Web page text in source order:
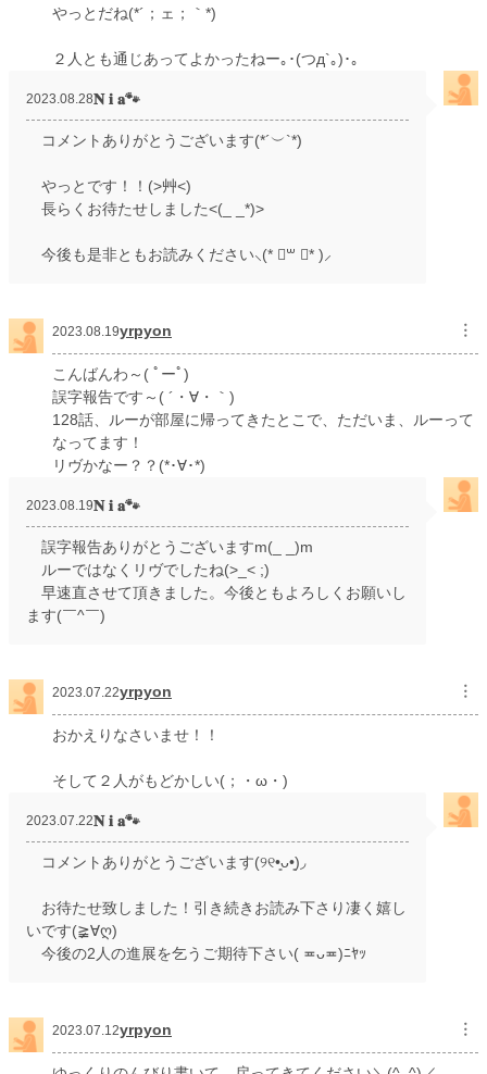
やっとだね(*´；ェ；｀*)
２人とも通じあってよかったねー｡･(つд`｡)･｡
2023.08.28𝐍 𝐢 𝐚🐾
コメントありがとうございます(*´︶`*)
やっとです！！(>艸<)
長らくお待たせしました<(_ _*)>
今後も是非ともお読みください⸜(* ॑꒳ ॑* )⸝
2023.08.19yrpyon ︙
こんばんわ～( ﾟーﾟ)
誤字報告です～( ´・∀・｀)
128話、ルーが部屋に帰ってきたとこで、ただいま、ルーって
なってます！
リヴかなー？？(*･∀･*)
2023.08.19𝐍 𝐢 𝐚🐾
誤字報告ありがとうございますm(_ _)m
ルーではなくリヴでしたね(>_< ;)
早速直させて頂きました。今後ともよろしくお願いし
ます(￣^￣)ゞ
2023.07.22yrpyon ︙
おかえりなさいませ！！
そして２人がもどかしい(；・ω・)
2023.07.22𝐍 𝐢 𝐚🐾
コメントありがとうございます(୨୧•͈ᴗ•͈)◞
お待たせ致しました！引き続きお読み下さり凄く嬉し
いです(≩∀ღ)
今後の2人の進展を乞うご期待下さい( ≖ᴗ≖​)ﾆﾔｯ
2023.07.12yrpyon ︙